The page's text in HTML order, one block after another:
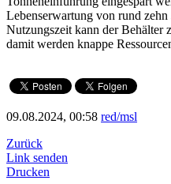
Lebenserwartung von rund
Nutzungszeit kann der Behälter
damit werden knappe
09.08.2024, 00:58 red/msl
Zurück
Link senden
Drucken